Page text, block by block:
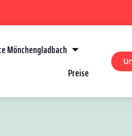
Mönchengladbach
Preise